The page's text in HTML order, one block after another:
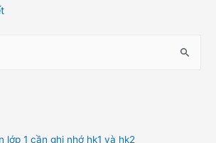
1 cần ghi nhớ hk1 và hk2